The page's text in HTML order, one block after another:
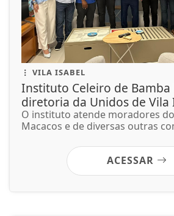
VILA ISABEL
Instituto Celeiro de
diretoria da Unidos de Vila
O instituto atende moradores
Macacos e de diversas outras
ACESSAR